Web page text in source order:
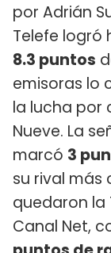
por Adrián
Telefe logró
8.3 puntos
emisoras lo
la lucha por
Nueve. La
marcó 3
su rival más
quedaron la
Canal Net,